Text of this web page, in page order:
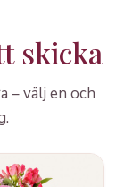
skicka
– välj en och